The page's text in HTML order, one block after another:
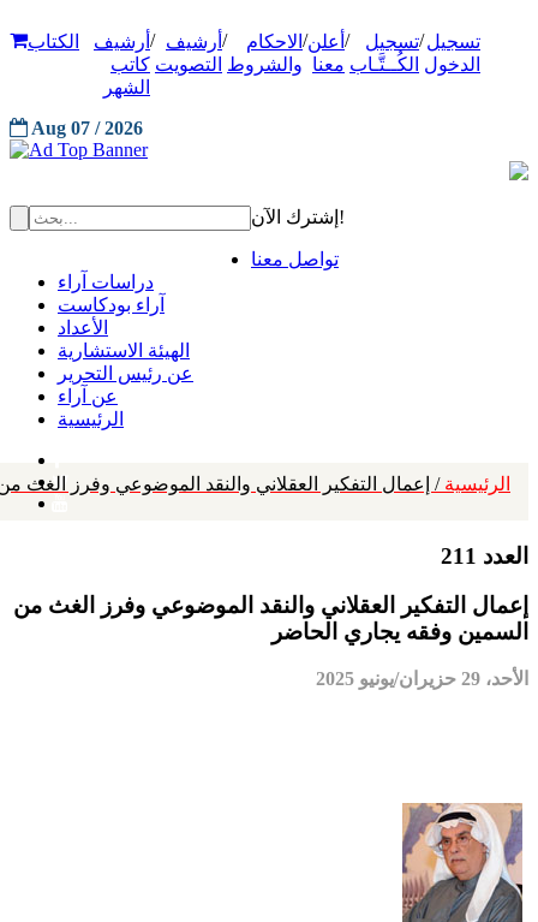
تسجيل
الدخول
/تسجيل
الكُــتَّـاب
/ أعلن
معنا
/ الاحكام
والشروط
/ أرشيف
التصويت
/ أرشيف
كاتب
الشهر
الكتاب
Aug 07 / 2026
إشترك الآن!
تواصل معنا
دراسات آراء
آراء بودكاست
الأعداد
الهيئة الاستشارية
عن رئيس التحرير
عن آراء
الرئيسية
الرئيسية / إعمال التفكير العقلاني والنقد الموضوعي وفرز الغث
العدد 211
إعمال التفكير العقلاني والنقد الموضوعي وفرز الغث من
السمين وفقه يجاري الحاضر
الأحد، 29 حزيران/يونيو 2025